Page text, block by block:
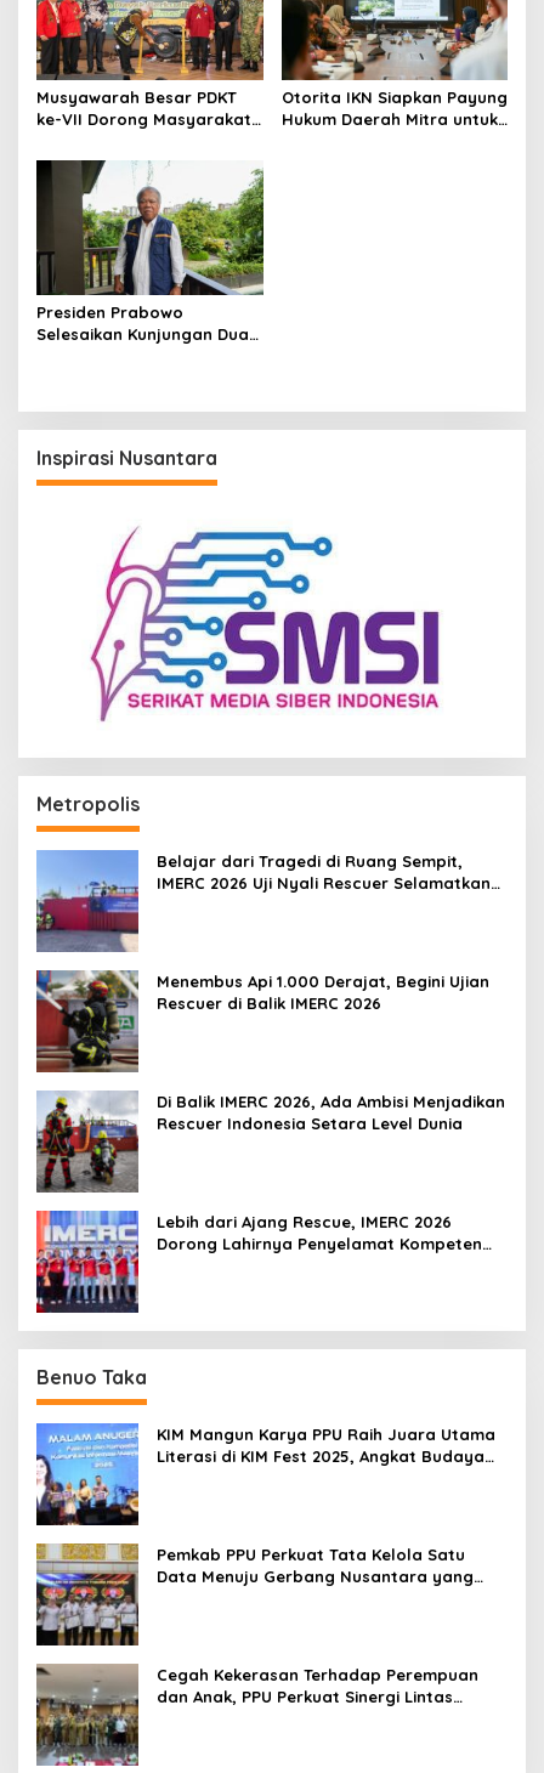
Musyawarah Besar PDKT
ke-VII Dorong Masyarakat
Pembangunan IKN
Otorita IKN Siapkan Payung
Hukum Daerah Mitra untuk
Presiden Prabowo
Selesaikan Kunjungan Dua
Inspirasi Nusantara
Metropolis
Belajar dari Tragedi di Ruang Sempit,
IMERC 2026 Uji Nyali Rescuer Selamatkan
Menembus Api 1.000 Derajat, Begini Ujian
Rescuer di Balik IMERC 2026
Di Balik IMERC 2026, Ada Ambisi Menjadikan
Rescuer Indonesia Setara Level Dunia
Lebih dari Ajang Rescue, IMERC 2026
Dorong Lahirnya Penyelamat Kompeten
Benuo Taka
KIM Mangun Karya PPU Raih Juara Utama
Literasi di KIM Fest 2025, Angkat Budaya
Pemkab PPU Perkuat Tata Kelola Satu
Data Menuju Gerbang Nusantara yang
Cegah Kekerasan Terhadap Perempuan
dan Anak, PPU Perkuat Sinergi Lintas